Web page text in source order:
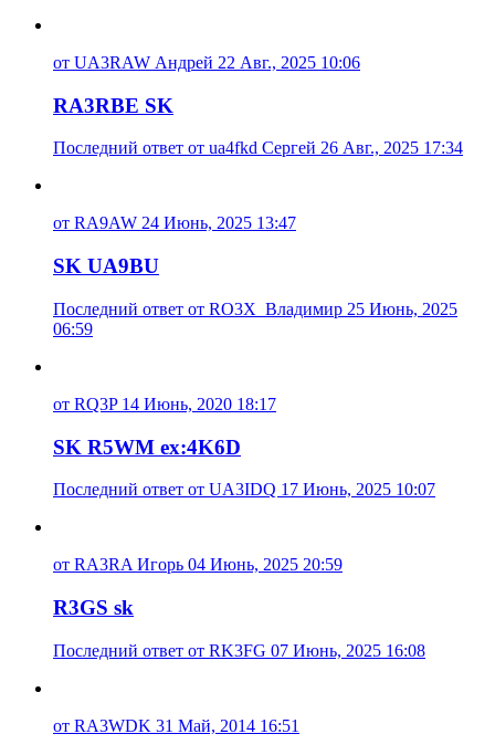
от UA3RAW Андрей 22 Авг., 2025 10:06
RA3RBE SK
Последний ответ от ua4fkd Сергей 26 Авг., 2025 17:34
от RA9AW 24 Июнь, 2025 13:47
SK UA9BU
Последний ответ от RO3X_Владимир 25 Июнь, 2025
06:59
от RQ3P 14 Июнь, 2020 18:17
SK R5WM ex:4K6D
Последний ответ от UA3IDQ 17 Июнь, 2025 10:07
от RA3RA Игорь 04 Июнь, 2025 20:59
R3GS sk
Последний ответ от RK3FG 07 Июнь, 2025 16:08
от RA3WDK 31 Май, 2014 16:51